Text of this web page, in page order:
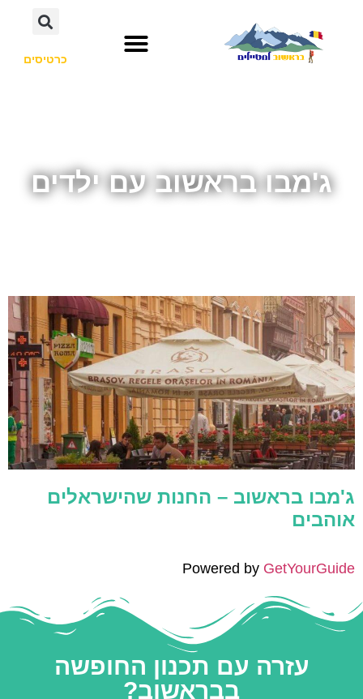
כרטיסים
ג'מבו בראשוב עם ילדים
ג'מבו בראשוב – החנות שהישראלים
אוהבים
Powered by GetYourGuide
עזרה עם תכנון החופשה
בבראשוב?